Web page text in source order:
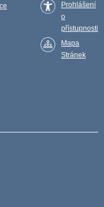
Prohlášení
o
přístupnosti
Mapa
Stránek